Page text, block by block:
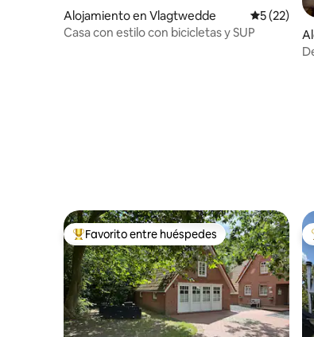
Alojamiento en Vlagtwedde
5 (22)
Casa con estilo con bicicletas y SUP
Favorito entre los huéspedes más destacados
Favorito entre huéspedes